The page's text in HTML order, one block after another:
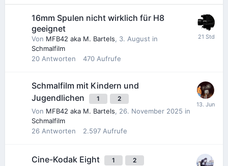
16mm Spulen nicht wirklich für H8
geeignet
Von MFB42 aka M. Bartels, 3. August in
Schmalfilm
20 Antworten 470 Aufrufe
Schmalfilm mit Kindern und
Jugendlichen
1 2
Von MFB42 aka M. Bartels, 26. November 2025 in
Schmalfilm
26 Antworten 2.597 Aufrufe
Cine-Kodak Eight 1 2